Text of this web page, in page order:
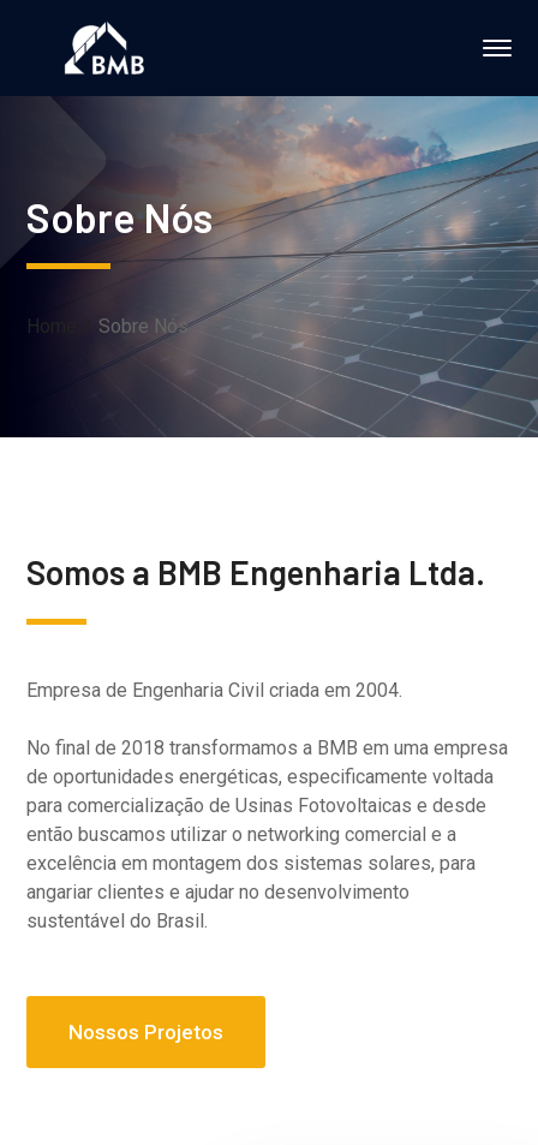
Sobre Nós
Home Sobre Nós
Somos a BMB Engenharia Ltda.
Empresa de Engenharia Civil criada em 2004.
No final de 2018 transformamos a BMB em uma empresa
de oportunidades energéticas, especificamente voltada
para comercialização de Usinas Fotovoltaicas e desde
então buscamos utilizar o networking comercial e a
excelência em montagem dos sistemas solares, para
angariar clientes e ajudar no desenvolvimento
sustentável do Brasil.
Nossos Projetos